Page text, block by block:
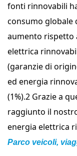
fonti rinnovabili
consumo globale
aumento rispetto
elettrica
(garanzie di
ed energia
(1%).2 Grazie a
raggiunto il
energia elettrica
Parco veicoli,